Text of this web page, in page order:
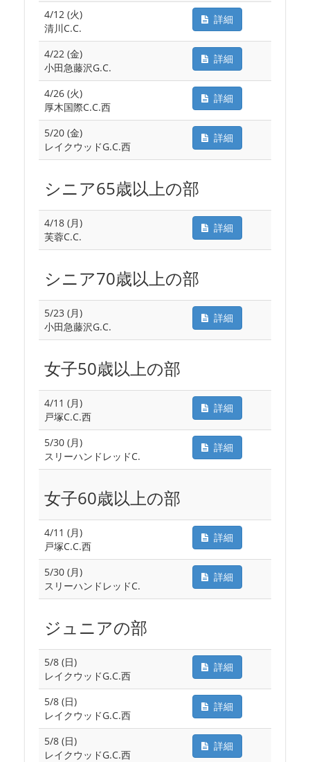
4/12 (火)
清川C.C.
詳細
4/22 (金)
小田急藤沢G.C.
詳細
4/26 (火)
厚木国際C.C.西
詳細
5/20 (金)
レイクウッドG.C.西
詳細
シニア65歳以上の部
4/18 (月)
芙蓉C.C.
詳細
シニア70歳以上の部
5/23 (月)
小田急藤沢G.C.
詳細
女子50歳以上の部
4/11 (月)
戸塚C.C.西
詳細
5/30 (月)
スリーハンドレッドC.
詳細
女子60歳以上の部
4/11 (月)
戸塚C.C.西
詳細
5/30 (月)
スリーハンドレッドC.
詳細
ジュニアの部
5/8 (日)
レイクウッドG.C.西
詳細
5/8 (日)
レイクウッドG.C.西
詳細
5/8 (日)
レイクウッドG.C.西
詳細